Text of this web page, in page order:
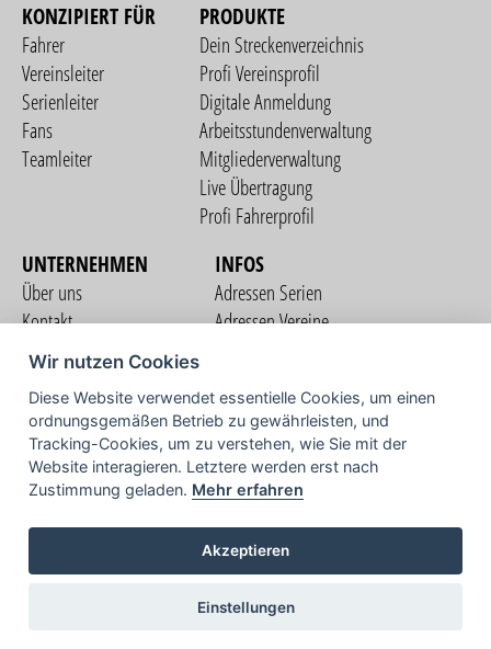
KONZIPIERT FÜR
Fahrer
Vereinsleiter
Serienleiter
Fans
Teamleiter
PRODUKTE
Dein Streckenverzeichnis
Profi Vereinsprofil
Digitale Anmeldung
Arbeitsstundenverwaltung
Mitgliederverwaltung
Live Übertragung
Profi Fahrerprofil
UNTERNEHMEN
Über uns
Kontakt
Nutzungsbedingungen
Datenschutzerklärung
Impressum
INFOS
Adressen Serien
Adressen Vereine
COMMUNITY
TV
Wir nutzen Cookies
Diese Website verwendet essentielle Cookies, um einen
ordnungsgemäßen Betrieb zu gewährleisten, und
Tracking-Cookies, um zu verstehen, wie Sie mit der
Website interagieren. Letztere werden erst nach
Zustimmung geladen. Mehr erfahren
Akzeptieren
Einstellungen